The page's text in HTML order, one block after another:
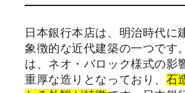
日本銀行本店は、明治時代に
象徴的な近代建築の一つです
は、ネオ・バロック様式の影
重厚な造りとなっており、 石